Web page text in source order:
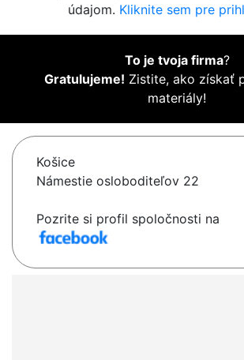
údajom. Kliknite sem pre
To je tvoja firma?
Gratulujeme! Zistite, ako získať
materiály!
Košice
Námestie osloboditeľov 22
Pozrite si profil spoločnosti na